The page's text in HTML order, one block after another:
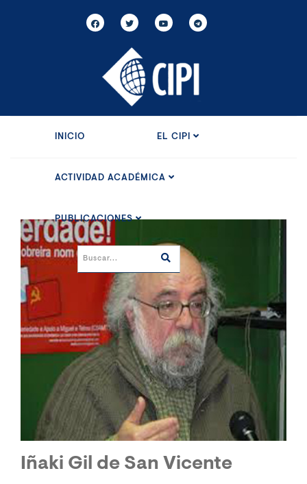
INICIO EL CIPI
ACTIVIDAD ACADÉMICA
PUBLICACIONES
Iñaki Gil de San Vicente